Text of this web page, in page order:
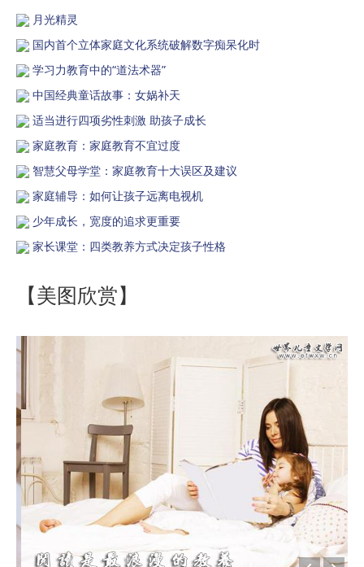
月光精灵
国内首个立体家庭文化系统破解数字痴呆化时
学习力教育中的“道法术器”
中国经典童话故事：女娲补天
适当进行四项劣性刺激 助孩子成长
家庭教育：家庭教育不宜过度
智慧父母学堂：家庭教育十大误区及建议
家庭辅导：如何让孩子远离电视机
少年成长，宽度的追求更重要
家长课堂：四类教养方式决定孩子性格
【美图欣赏】